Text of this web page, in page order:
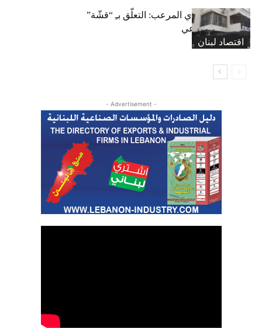
اقتصاد لبنان
المعاش التقاعدي المرعب: التعلّق بـِ “قشّة”
الضمان الاجتماعي
- Advertisement -